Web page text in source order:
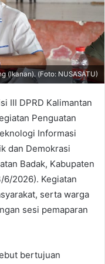
(lkanan). (Foto: NUSASATU)
III DPRD Kalimantan
Penguatan
Informasi
dan Demokrasi
Badak, Kabupaten
6/2026). Kegiatan
serta warga
sesi pemaparan
bertujuan